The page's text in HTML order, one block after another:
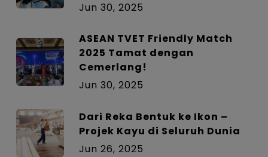
Jun 30, 2025
ASEAN TVET Friendly Match
2025 Tamat dengan
Cemerlang!
Jun 30, 2025
Dari Reka Bentuk ke Ikon –
Projek Kayu di Seluruh Dunia
Jun 26, 2025